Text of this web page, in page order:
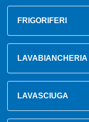
FRIGORIFERI
LAVABIANCHERIA
LAVASCIUGA